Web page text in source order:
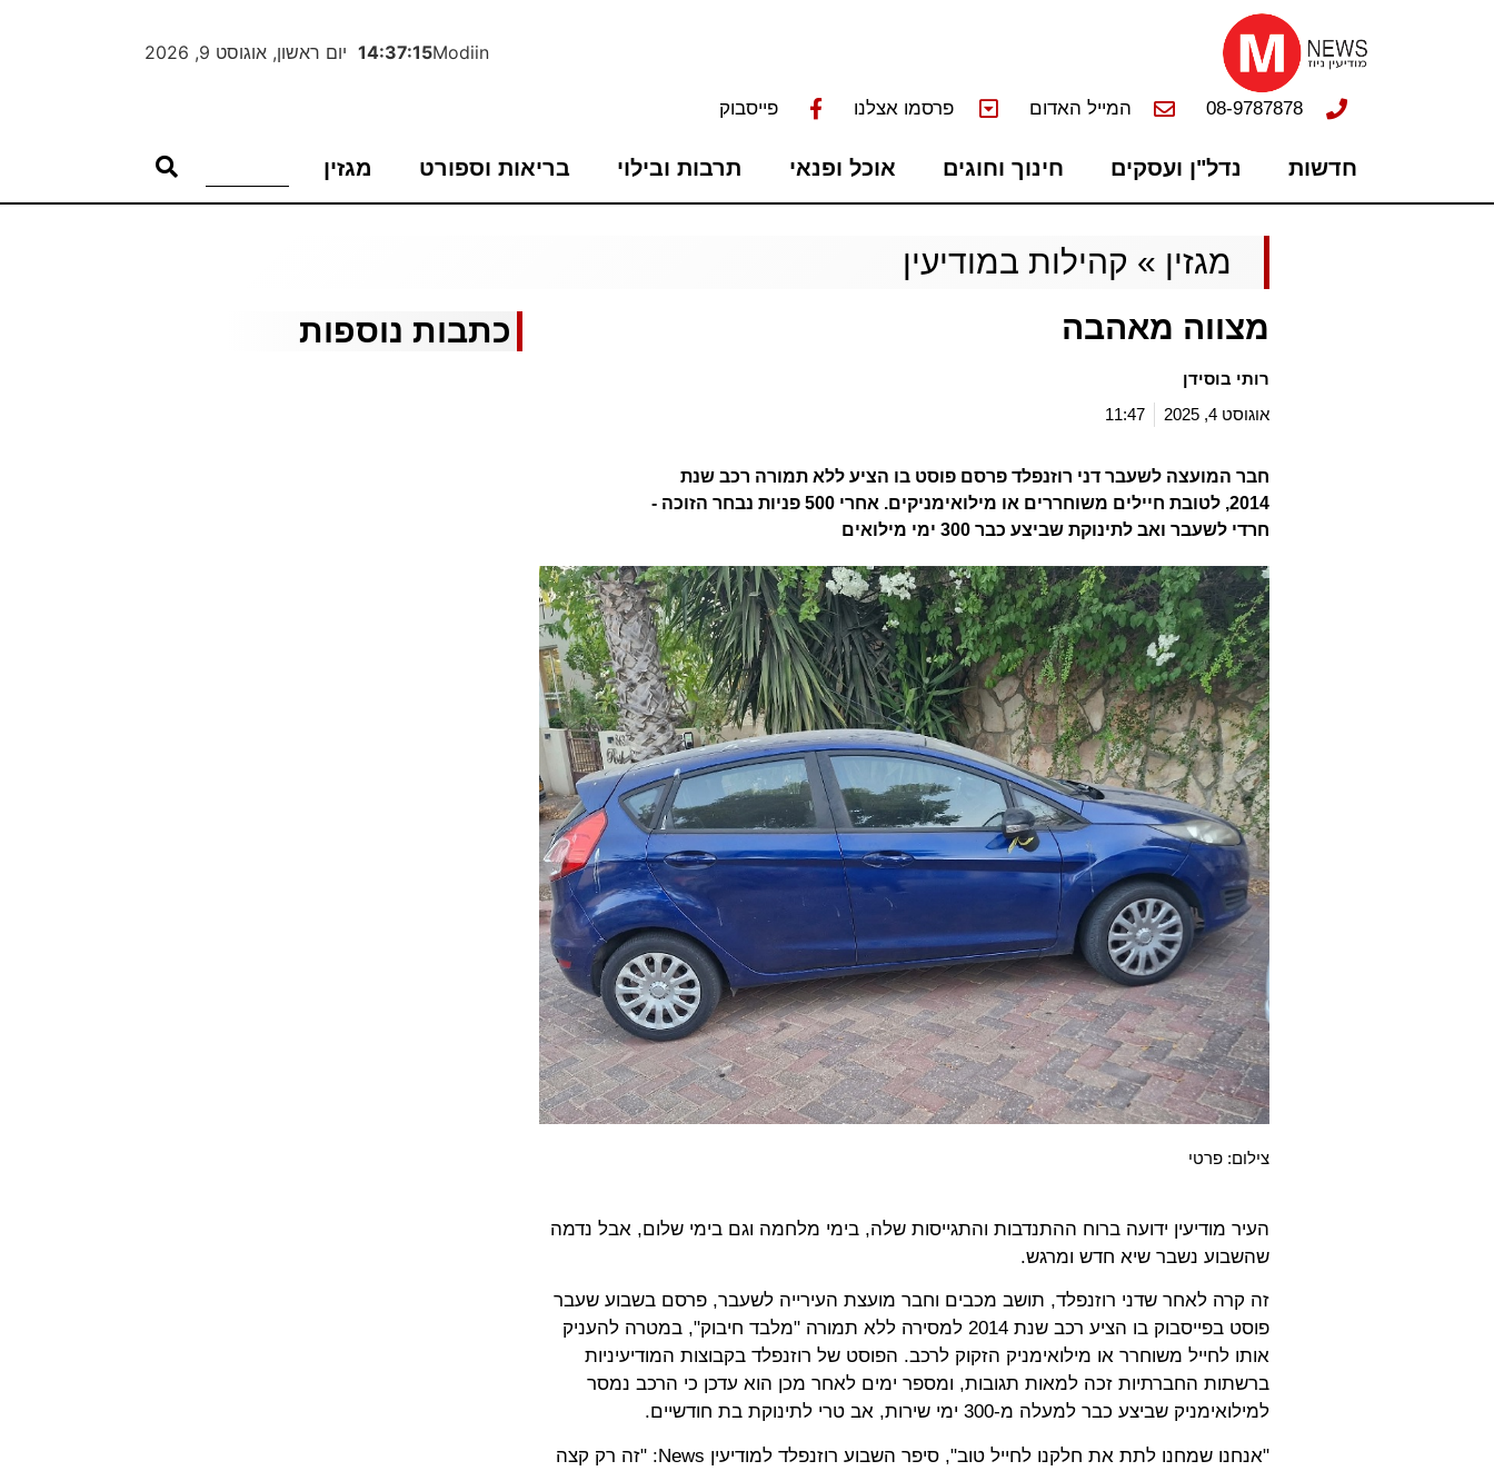
Modiin
14:37:16 יום ראשון, אוגוסט 9, 2026
08-9787878 המייל האדום פרסמו אצלנו פייסבוק
חדשות נדל"ן ועסקים חינוך וחוגים אוכל ופנאי תרבות ובילוי בריאות וספורט מגזין
מגזין » קהילות במודיעין
מצווה מאהבה
רותי בוסידן
אוגוסט 4, 2025
11:47
חבר המועצה לשעבר דני רוזנפלד פרסם פוסט בו הציע ללא תמורה רכב שנת
2014, לטובת חיילים משוחררים או מילואימניקים. אחרי 500 פניות נבחר הזוכה -
חרדי לשעבר ואב לתינוקת שביצע כבר 300 ימי מילואים
צילום: פרטי
העיר מודיעין ידועה ברוח ההתנדבות והתגייסות שלה, בימי מלחמה וגם בימי שלום, אבל נדמה
שהשבוע נשבר שיא חדש ומרגש.
זה קרה לאחר שדני רוזנפלד, תושב מכבים וחבר מועצת העירייה לשעבר, פרסם בשבוע שעבר
פוסט בפייסבוק בו הציע רכב שנת 2014 למסירה ללא תמורה "מלבד חיבוק", במטרה להעניק
אותו לחייל משוחרר או מילואימניק הזקוק לרכב. הפוסט של רוזנפלד בקבוצות המודיעיניות
ברשתות החברתיות זכה למאות תגובות, ומספר ימים לאחר מכן הוא עדכן כי הרכב נמסר
למילואימניק שביצע כבר למעלה מ-300 ימי שירות, אב טרי לתינוקת בת חודשיים.
"אנחנו שמחנו לתת את חלקנו לחייל טוב", סיפר השבוע רוזנפלד למודיעין News: "זה רק קצה
כתבות נוספות